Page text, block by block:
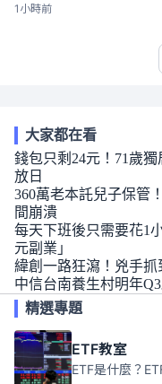
1小時前
大家都在看
錢包只剩24元！71歲
放日
360萬老本託兒子保管
間崩潰
每天下班後只需要花1
元副業」
緯創一路狂瀉！兇手抓
中信台南養生村明年
精選專題
ETF教室